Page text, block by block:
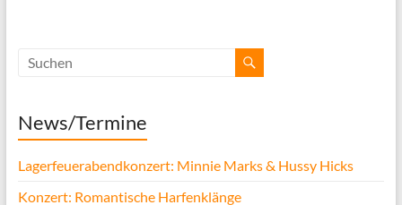
News/Termine
Lagerfeuerabendkonzert: Minnie Marks & Hussy Hicks
Konzert: Romantische Harfenklänge